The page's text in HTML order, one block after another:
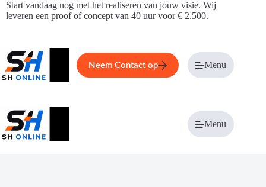
Ga
naar
Start vandaag nog met het realiseren van jouw visie. Wij
leveren een proof of concept van 40 uur voor € 2.500.
Home Service Over ons
Neem Contact op Menu
Menu